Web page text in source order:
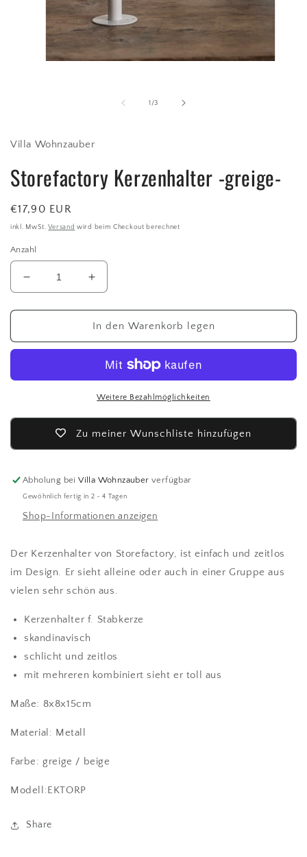
1 /von
3
Villa Wohnzauber
Storefactory Kerzenhalter -greige-
Normaler
Preis
€17,90 EUR
inkl. MwSt.Versand wird beim Checkout berechnet
Anzahl
Verringere
die
Menge
Storefactory
greige-
Erhöhe
die
Menge
für
Storefactory
Kerzenhalter
greige-
In den Warenkorb legen
Weitere Bezahlmöglichkeiten
Zu meiner Wunschliste hinzufügen
Abholung beiVilla Wohnzauber verfügbar
Gewöhnlich fertig in 2 - 4 Tagen
Shop-Informationen anzeigen
Der Kerzenhalter von Storefactory, ist einfach und zeitlos
im Design. Er sieht alleine oder auch in einer Gruppe aus
vielen sehr schön aus.
Kerzenhalter f. Stabkerze
skandinavisch
schlicht und zeitlos
mit mehreren kombiniert sieht er toll aus
Maße: 8x8x15cm
Material: Metall
Farbe: greige / beige
Modell:EKTORP
Share